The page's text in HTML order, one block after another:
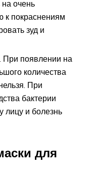
на очень
к покраснениям
зуд и
. При появлении на
количества
При
бактерии
лицу и болезнь
для